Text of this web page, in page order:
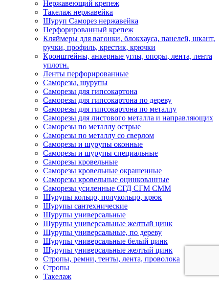
Нержавеющий крепеж
Такелаж нержавейка
Шуруп Саморез нержавейка
Перфорированный крепеж
Кляймеры для вагонки, блокхауса, панелей, шкант,
ручки, профиль, крестик, крючки
Кронштейны, анкерные углы, опоры, лента, лента
уплотн.
Ленты перфорированные
Саморезы, шурупы
Саморезы для гипсокартона
Саморезы для гипсокартона по дереву
Саморезы для гипсокартона по металлу
Саморезы для листового металла и направляющих
Саморезы по металлу острые
Саморезы по металлу со сверлом
Саморезы и шурупы оконные
Саморезы и шурупы специальные
Саморезы кровельные
Саморезы кровельные окрашенные
Саморезы кровельные оцинкованные
Саморезы усиленные СГД СГМ СММ
Шурупы кольцо, полукольцо, крюк
Шурупы сантехнические
Шурупы универсальные
Шурупы универсальные желтый цинк
Шурупы универсальные, по дереву
Шурупы универсальные белый цинк
Шурупы универсальные желтый цинк
Стропы, ремни, тенты, лента, проволока
Стропы
Такелаж